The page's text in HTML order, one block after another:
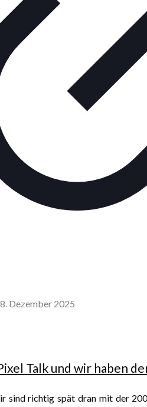
8. Dezember 2025
Talk und wir haben
sind richtig spät dran mit der